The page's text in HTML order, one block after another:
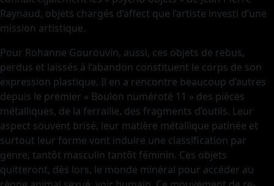
Raynaud, objets chargés d’affect que l’artiste investi d’une
mission artistique.
Pour Rohanne Gourouvin, aussi, ces objets de rebus,
perdus et laissés à l’abandon constituent le corps de son
expression plastique. Il en a rencontre beaucoup d’autres
depuis le premier « Boulon numéroté 11 » des pièces
métalliques, de la ferraille, des fragments d’outils. Leur
aspect souvent brisé, leur matière métallique patinée et
surtout leur forme vont induire une classification par
genre, tantôt masculin tantôt féminin. Ces objets
quitteront, dès lors, le monde minéral pour accéder au